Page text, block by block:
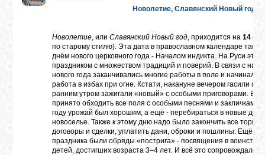
Новолетие, Славянский Новый год
Новолетие, или Славянский Новый год, приходится на 14
по старому стилю). Эта дата в православном календаре
днём нового церковного года - Началом индикта. На Руси
праздником с множеством традиций и поверий. В связи с
нового года заканчивались многие работы в поле и
работа в избах при огне. Кстати, накануне вечером гасили
ранним утром зажигали «новый» с особыми приговорами. В
принято обходить все поля с особыми песнями и
году урожай был хорошим, а ещё - перебираться в новые
новоселье. Также к этому дню надо было закончить все
договоры и сделки, уплатить дани, оброки и пошлины. Ещё
праздника были обряды «пострига» - посвящения в воинство
детей, достигших возраста 3–4 лет. И всё это